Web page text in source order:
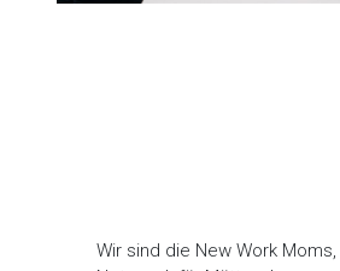
Wir sind die New Work Moms,